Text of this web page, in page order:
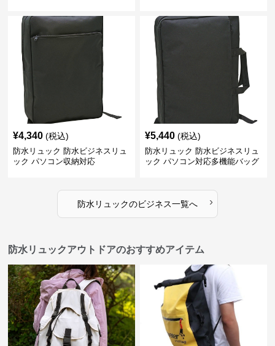
¥4,340 (税込)
防水リュック 防水ビジネスリュ
ック パソコン収納対応
¥5,440 (税込)
防水リュック 防水ビジネスリュ
ック パソコン対応多機能バッグ
防水リュックのビジネス一覧へ ›
防水リュックアウトドアのおすすめアイテム